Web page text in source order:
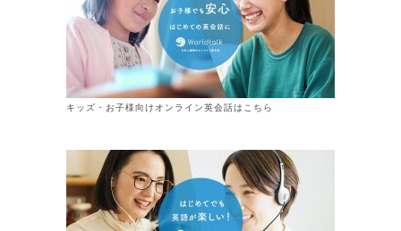
キッズ・お子様向けオンライン英会話はこちら